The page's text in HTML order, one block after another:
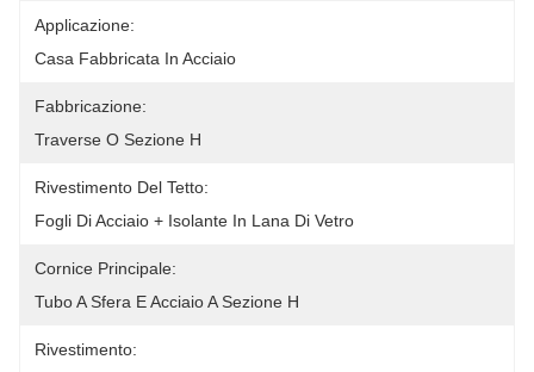
Applicazione:
Casa Fabbricata In Acciaio
Fabbricazione:
Traverse O Sezione H
Rivestimento Del Tetto:
Fogli Di Acciaio + Isolante In Lana Di Vetro
Cornice Principale:
Tubo A Sfera E Acciaio A Sezione H
Rivestimento: